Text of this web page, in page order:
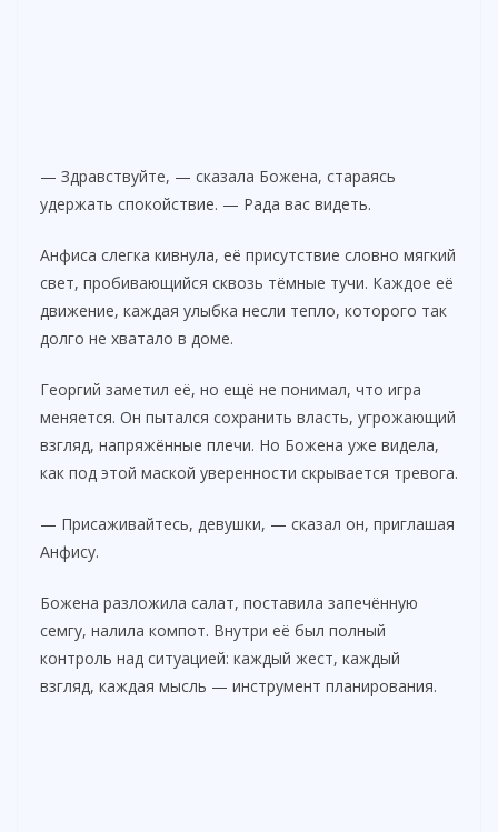
— Здравствуйте, — сказала Божена, стараясь
удержать спокойствие. — Рада вас видеть.
Анфиса слегка кивнула, её присутствие словно мягкий
свет, пробивающийся сквозь тёмные тучи. Каждое её
движение, каждая улыбка несли тепло, которого так
долго не хватало в доме.
Георгий заметил её, но ещё не понимал, что игра
меняется. Он пытался сохранить власть, угрожающий
взгляд, напряжённые плечи. Но Божена уже видела,
как под этой маской уверенности скрывается тревога.
— Присаживайтесь, девушки, — сказал он, приглашая
Анфису.
Божена разложила салат, поставила запечённую
семгу, налила компот. Внутри её был полный
контроль над ситуацией: каждый жест, каждый
взгляд, каждая мысль — инструмент планирования.